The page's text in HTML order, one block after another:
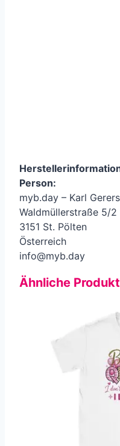
Person:
myb.day – Karl
Waldmüllerstraße 5/2
3151 St. Pölten
Österreich
info@myb.day
Ähnliche